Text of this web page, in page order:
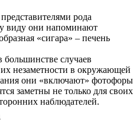
рода
виду они напоминают
«сигара» – печень
большинстве случаев
незаметности в окружающей
они «включают» фотофоры
заметны не только для своих
наблюдателей.